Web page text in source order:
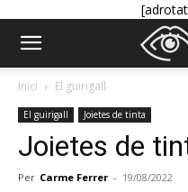
Inici El guirigall
El guirigall Joietes de tinta
Joietes de
Per Carme Ferrer - 19/08/2022